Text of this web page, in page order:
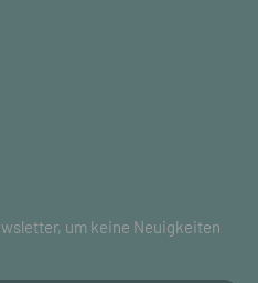
um keine Neuigkeiten